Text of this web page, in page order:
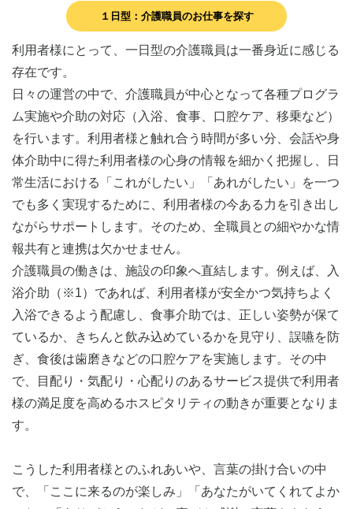
１日型：介護職員のお仕事を探す
利用者様にとって、一日型の介護職員は一番身近に感じる
存在です。
日々の運営の中で、介護職員が中心となって各種プログラ
ム実施や介助の対応（入浴、食事、口腔ケア、移乗など）
を行います。利用者様と触れ合う時間が多い分、会話や身
体介助中に得た利用者様の心身の情報を細かく把握し、日
常生活における「これがしたい」「あれがしたい」を一つ
でも多く実現するために、利用者様の今ある力を引き出し
ながらサポートします。そのため、全職員との細やかな情
報共有と連携は欠かせません。
介護職員の働きは、施設の印象へ直結します。例えば、入
浴介助（※1）であれば、利用者様が安全かつ気持ちよく
入浴できるよう配慮し、食事介助では、正しい姿勢が保て
ているか、きちんと飲み込めているかを見守り、誤嚥を防
ぎ、食後は歯磨きなどの口腔ケアを実施します。その中
で、目配り・気配り・心配りのあるサービス提供で利用者
様の満足度を高めるホスピタリティの動きが重要となりま
す。
こうした利用者様とのふれあいや、言葉の掛け合いの中
で、「ここに来るのが楽しみ」「あなたがいてくれてよか